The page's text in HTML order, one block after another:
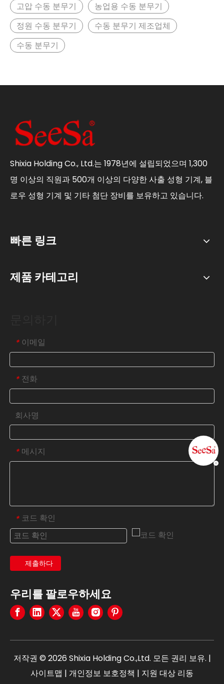
고압 수동 분무기
농업용 수동 분무기
정원 수동 분무기
수동 분무기 제조업체
수동 분무기
Shixia Holding Co., Ltd.는 1978년에 설립되었으며 1,300
명 이상의 직원과 500개 이상의 다양한 사출 성형 기계, 블
로우 성형 기계 및 기타 첨단 장비를 보유하고 있습니다.
빠른 링크
제품 카테고리
* 이메일
* 전화
회사명
* 메시지
* 코드 확인
제출하다
우리를 팔로우하세요
저작권 © 2026 Shixia Holding Co.,Ltd. 모든 권리 보유. |
사이트맵 | 개인정보 보호정책 | 지원 대상 리동